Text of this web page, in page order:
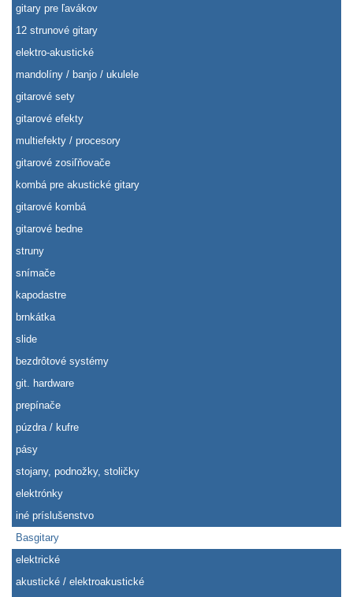
gitary pre ľavákov
12 strunové gitary
elektro-akustické
mandolíny / banjo / ukulele
gitarové sety
gitarové efekty
multiefekty / procesory
gitarové zosiľňovače
kombá pre akustické gitary
gitarové kombá
gitarové bedne
struny
snímače
kapodastre
brnkátka
slide
bezdrôtové systémy
git. hardware
prepínače
púzdra / kufre
pásy
stojany, podnožky, stoličky
elektrónky
iné príslušenstvo
Basgitary
elektrické
akustické / elektroakustické